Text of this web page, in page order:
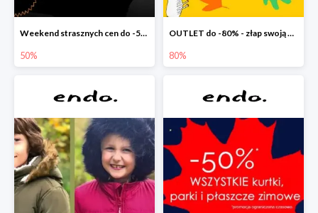
Weekend strasznych cen do -50%
50%
OUTLET do -80% - złap swoją okazję !
80%